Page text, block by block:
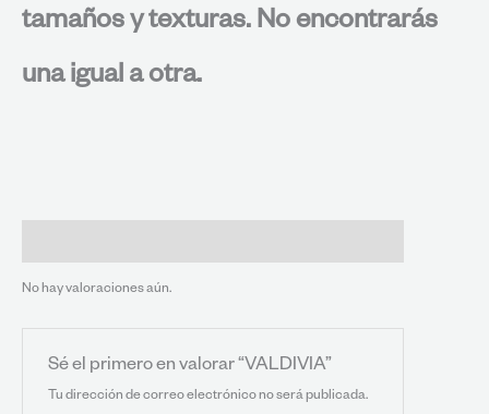
tamaños y texturas. No encontrarás
una igual a otra.
No hay valoraciones aún.
Sé el primero en valorar “VALDIVIA”
Tu dirección de correo electrónico no será publicada.